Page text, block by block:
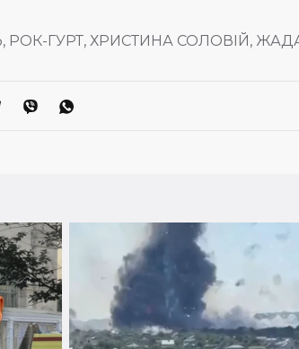
РОК-ГУРТ, ХРИСТИНА СОЛОВІЙ,